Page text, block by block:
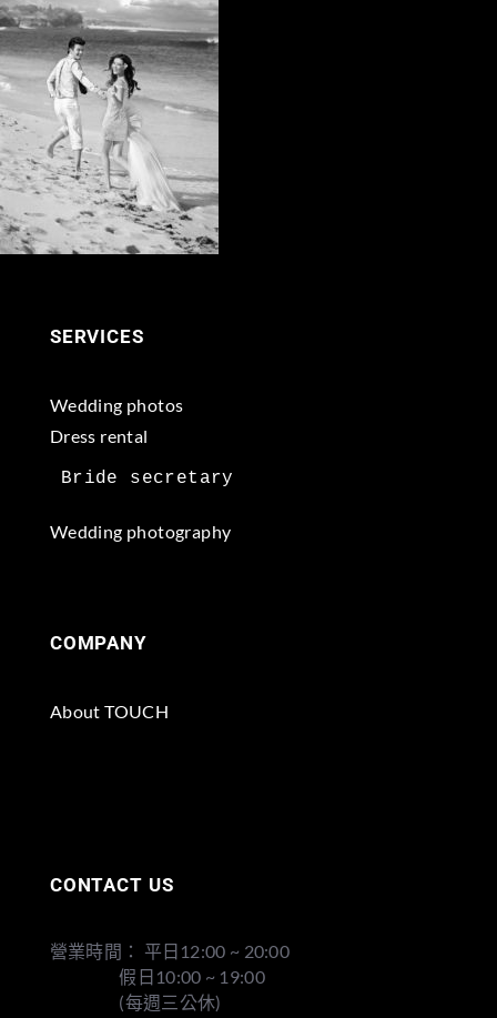
SERVICES
Wedding photos
Dress rental
Wedding photography
COMPANY
About TOUCH
CONTACT US
營業時間： 平日12:00 ~ 20:00
假日10:00 ~ 19:00
(每週三公休)